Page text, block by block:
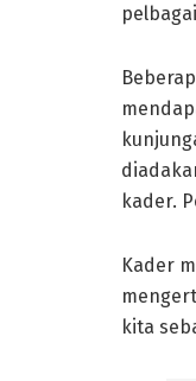
kader.
Kader
kita